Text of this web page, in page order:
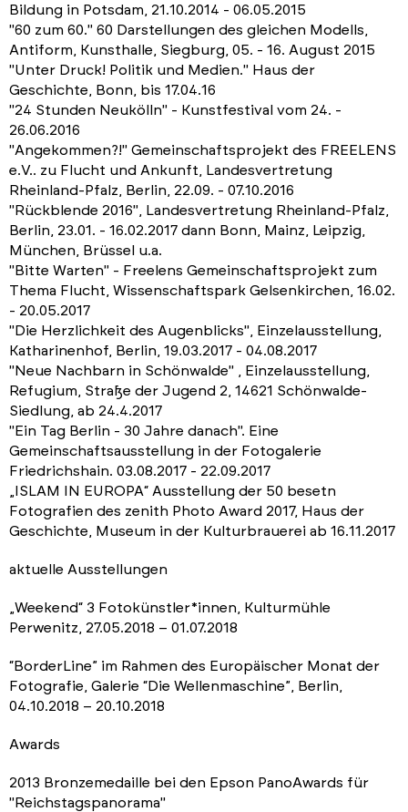
Bildung in Potsdam, 21.10.2014 - 06.05.2015
"60 zum 60." 60 Darstellungen des gleichen Modells,
Antiform, Kunsthalle, Siegburg, 05. - 16. August 2015
"Unter Druck! Politik und Medien." Haus der
Geschichte, Bonn, bis 17.04.16
"24 Stunden Neukölln" - Kunstfestival vom 24. -
26.06.2016
"Angekommen?!" Gemeinschaftsprojekt des FREELENS
e.V.. zu Flucht und Ankunft, Landesvertretung
Rheinland-Pfalz, Berlin, 22.09. - 07.10.2016
"Rückblende 2016", Landesvertretung Rheinland-Pfalz,
Berlin, 23.01. - 16.02.2017 dann Bonn, Mainz, Leipzig,
München, Brüssel u.a.
"Bitte Warten" - Freelens Gemeinschaftsprojekt zum
Thema Flucht, Wissenschaftspark Gelsenkirchen, 16.02.
- 20.05.2017
"Die Herzlichkeit des Augenblicks", Einzelausstellung,
Katharinenhof, Berlin, 19.03.2017 - 04.08.2017
"Neue Nachbarn in Schönwalde" , Einzelausstellung,
Refugium, Straße der Jugend 2, 14621 Schönwalde-
Siedlung, ab 24.4.2017
"Ein Tag Berlin - 30 Jahre danach". Eine
Gemeinschaftsausstellung in der Fotogalerie
Friedrichshain. 03.08.2017 - 22.09.2017
„ISLAM IN EUROPA“ Ausstellung der 50 besetn
Fotografien des zenith Photo Award 2017, Haus der
Geschichte, Museum in der Kulturbrauerei ab 16.11.2017
aktuelle Ausstellungen
„Weekend“ 3 Fotokünstler*innen, Kulturmühle
Perwenitz, 27.05.2018 – 01.07.2018
“BorderLine” im Rahmen des Europäischer Monat der
Fotografie, Galerie “Die Wellenmaschine”, Berlin,
04.10.2018 – 20.10.2018
Awards
2013 Bronzemedaille bei den Epson PanoAwards für
"Reichstagspanorama"